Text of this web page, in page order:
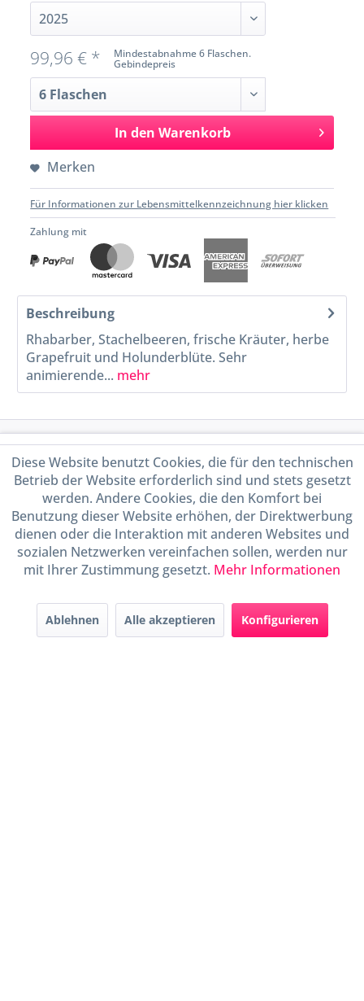
Mindestabnahme 6 Flaschen.
Gebindepreis
99,96 € *
In den Warenkorb
Merken
Für Informationen zur Lebensmittelkennzeichnung hier klicken
Zahlung mit
Beschreibung
Rhabarber, Stachelbeeren, frische Kräuter, herbe
Grapefruit und Holunderblüte. Sehr
animierende... mehr
Service Hotline
Shop Service
Informationen
Handel mit BIO-Weinen
durch DE-ÖKO-009
Diese Website benutzt Cookies, die für den technischen
Betrieb der Website erforderlich sind und stets gesetzt
werden. Andere Cookies, die den Komfort bei
Benutzung dieser Website erhöhen, der Direktwerbung
dienen oder die Interaktion mit anderen Websites und
sozialen Netzwerken vereinfachen sollen, werden nur
mit Ihrer Zustimmung gesetzt. Mehr Informationen
Ablehnen Alle akzeptieren Konfigurieren